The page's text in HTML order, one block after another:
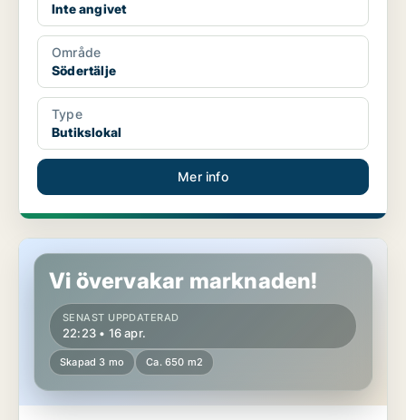
Inte angivet
Område
Södertälje
Type
Butikslokal
Mer info
Butikslokal i Södertälje
Vi övervakar marknaden!
SENAST UPPDATERAD
22:23 • 16 apr.
Skapad 3 mo Ca. 650 m2